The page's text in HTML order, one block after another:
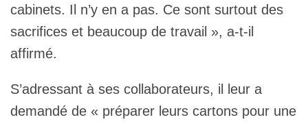
cabinets. Il n’y en a pas. Ce sont surtout des
sacrifices et beaucoup de travail », a-t-il
affirmé.
S’adressant à ses collaborateurs, il leur a
demandé de « préparer leurs cartons pour une